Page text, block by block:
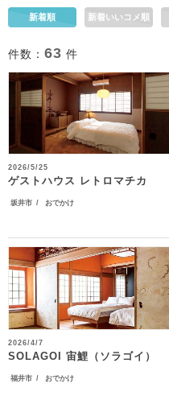
新着順 新着いいコメ順
件数： 63 件
2026/5/25
ゲストハウス レトロマチカ
坂井市 おでかけ
2026/4/7
SOLAGOI 宙鯉（ソラゴイ）
福井市 おでかけ